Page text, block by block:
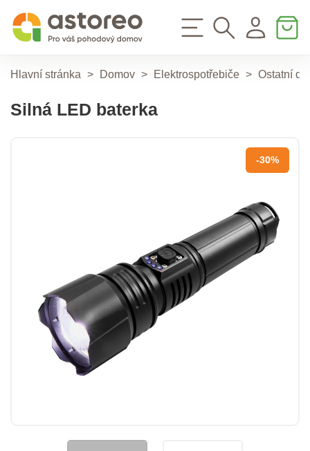
Hlavní stránka > Domov > Elektrospotřebiče > Ostatní
Silná LED baterka
-30%